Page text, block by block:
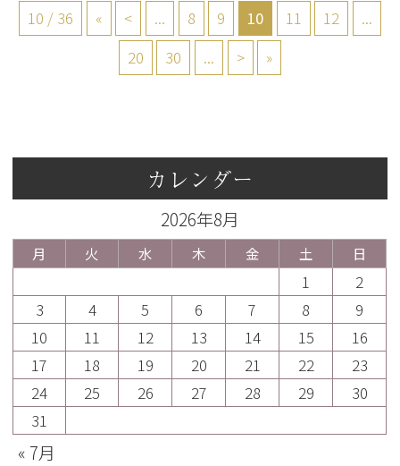
10 / 36 « < ... 8 9 10 11 12
...
20
30 ... > »
カレンダー
2026年8月
月 火 水 木 金 土 日
1
2
3
4 5 6 7 8
9
10
11 12 13 14 15
16
17
18 19 20 21 22
23
24
25 26 27 28 29
30
31
« 7月